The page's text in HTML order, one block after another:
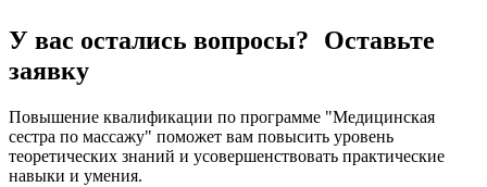
У вас остались вопросы? Оставьте
заявку
Повышение квалификации по программе "Медицинская
сестра по массажу" поможет вам повысить уровень
теоретических знаний и усовершенствовать практические
навыки и умения.